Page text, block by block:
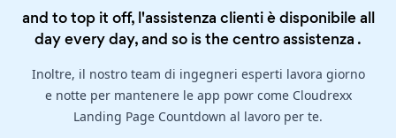
and to top it off, l'assistenza clienti è disponibile all
day every day, and so is thecentro assistenza .
Inoltre, il nostro team di ingegneri esperti lavora giorno
e notte per mantenere le app powr come Cloudrexx
Landing Page Countdown al lavoro per te.